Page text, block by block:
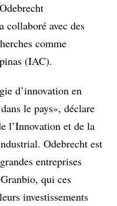
collaboré avec des
comme
(IAC).
d’innovation en
le pays», déclare
l’Innovation et de la
Odebrecht est
entreprises
qui ces
investissements